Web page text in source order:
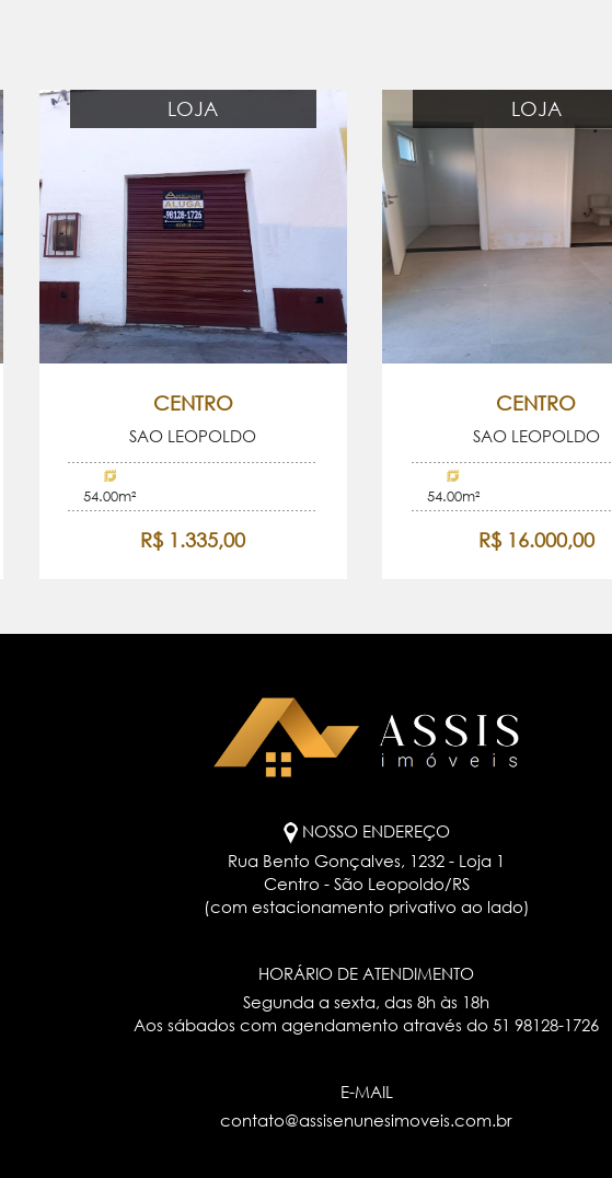
LOJA
CENTRO
SAO LEOPOLDO
54.00m²
R$ 1.335,00
LOJA
CENTRO
SAO LEOPOLDO
54.00m²
R$ 16.000,00
NOSSO ENDEREÇO
Rua Bento Gonçalves, 1232 - Loja 1
Centro - São Leopoldo/RS
(com estacionamento privativo ao lado)
HORÁRIO DE ATENDIMENTO
Segunda a sexta, das 8h às 18h
Aos sábados com agendamento através do51 98128-1726
E-MAIL
contato@assisenunesimoveis.com.br